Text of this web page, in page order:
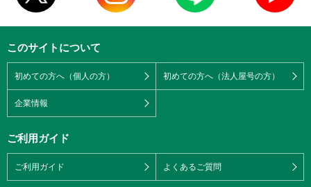
このサイトについて
初めての方へ（個人の方） 初めての方へ（法人屋号の方）
企業情報
ご利用ガイド
ご利用ガイド よくあるご質問